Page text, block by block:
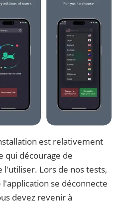
est relativement
qui décourage de
Lors de nos tests,
se déconnecte
devez revenir à